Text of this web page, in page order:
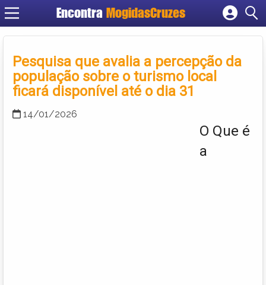
Encontra MogidasCruzes
Cadastrar empresa
Criar conta
Pesquisa que avalia a percepção da
população sobre o turismo local
ficará disponível até o dia 31
14/01/2026
O Que é
a